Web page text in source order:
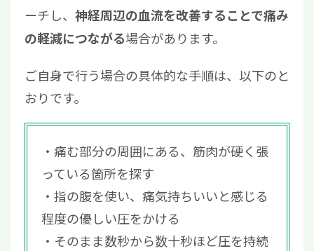
ーチし、 神経周辺の血流を改善することで痛み
の軽減につながる場合があります。
ご自身で行う場合の具体的な手順は、以下のと
おりです。
痛む部分の周囲にある、筋肉が硬く張
っている箇所を探す
指の腹を使い、痛気持ちいいと感じる
程度の優しい圧をかける
そのまま数秒から数十秒ほど圧を持続